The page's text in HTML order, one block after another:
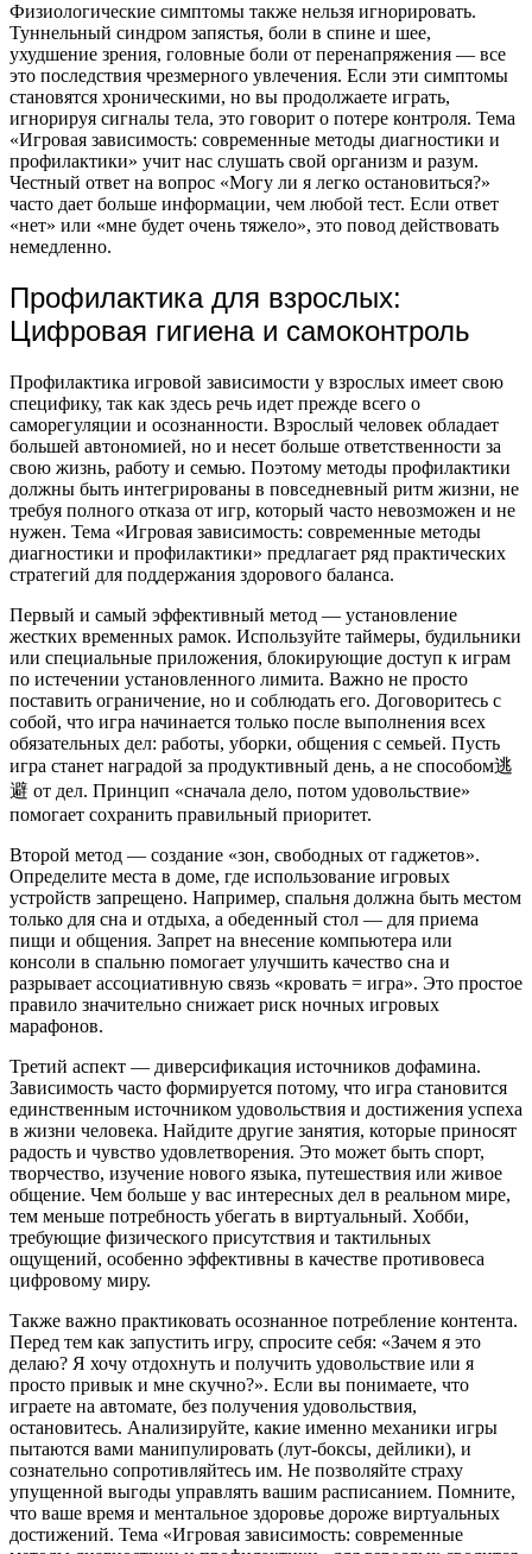
Физиологические симптомы также нельзя игнорировать.
Туннельный синдром запястья, боли в спине и шее,
ухудшение зрения, головные боли от перенапряжения — все
это последствия чрезмерного увлечения. Если эти симптомы
становятся хроническими, но вы продолжаете играть,
игнорируя сигналы тела, это говорит о потере контроля. Тема
«Игровая зависимость: современные методы диагностики и
профилактики» учит нас слушать свой организм и разум.
Честный ответ на вопрос «Могу ли я легко остановиться?»
часто дает больше информации, чем любой тест. Если ответ
«нет» или «мне будет очень тяжело», это повод действовать
немедленно.
Профилактика для взрослых:
Цифровая гигиена и самоконтроль
Профилактика игровой зависимости у взрослых имеет свою
специфику, так как здесь речь идет прежде всего о
саморегуляции и осознанности. Взрослый человек обладает
большей автономией, но и несет больше ответственности за
свою жизнь, работу и семью. Поэтому методы профилактики
должны быть интегрированы в повседневный ритм жизни, не
требуя полного отказа от игр, который часто невозможен и не
нужен. Тема «Игровая зависимость: современные методы
диагностики и профилактики» предлагает ряд практических
стратегий для поддержания здорового баланса.
Первый и самый эффективный метод — установление
жестких временных рамок. Используйте таймеры, будильники
или специальные приложения, блокирующие доступ к играм
по истечении установленного лимита. Важно не просто
поставить ограничение, но и соблюдать его. Договоритесь с
собой, что игра начинается только после выполнения всех
обязательных дел: работы, уборки, общения с семьей. Пусть
игра станет наградой за продуктивный день, а не способом逃
避 от дел. Принцип «сначала дело, потом удовольствие»
помогает сохранить правильный приоритет.
Второй метод — создание «зон, свободных от гаджетов».
Определите места в доме, где использование игровых
устройств запрещено. Например, спальня должна быть местом
только для сна и отдыха, а обеденный стол — для приема
пищи и общения. Запрет на внесение компьютера или
консоли в спальню помогает улучшить качество сна и
разрывает ассоциативную связь «кровать = игра». Это простое
правило значительно снижает риск ночных игровых
марафонов.
Третий аспект — диверсификация источников дофамина.
Зависимость часто формируется потому, что игра становится
единственным источником удовольствия и достижения успеха
в жизни человека. Найдите другие занятия, которые приносят
радость и чувство удовлетворения. Это может быть спорт,
творчество, изучение нового языка, путешествия или живое
общение. Чем больше у вас интересных дел в реальном мире,
тем меньше потребность убегать в виртуальный. Хобби,
требующие физического присутствия и тактильных
ощущений, особенно эффективны в качестве противовеса
цифровому миру.
Также важно практиковать осознанное потребление контента.
Перед тем как запустить игру, спросите себя: «Зачем я это
делаю? Я хочу отдохнуть и получить удовольствие или я
просто привык и мне скучно?». Если вы понимаете, что
играете на автомате, без получения удовольствия,
остановитесь. Анализируйте, какие именно механики игры
пытаются вами манипулировать (лут-боксы, дейлики), и
сознательно сопротивляйтесь им. Не позволяйте страху
упущенной выгоды управлять вашим расписанием. Помните,
что ваше время и ментальное здоровье дороже виртуальных
достижений. Тема «Игровая зависимость: современные